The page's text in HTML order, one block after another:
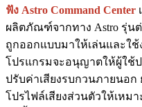
ฟัง Astro Command Center
ผลิตภัณฑ์จากทาง Astro รุ่นต่
ถูกออกแบบมาให้เล่นและใช้
โปรแกรมจะอนุญาตให้ผู้ใช้ป
ปรับค่าเสียงรบกวนภายนอก
โปรไฟล์เสียงส่วนตัวให้เหม